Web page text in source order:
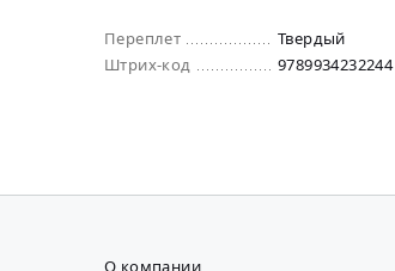
Переплет
Твердый
Штрих-код
9789934232244
О компании